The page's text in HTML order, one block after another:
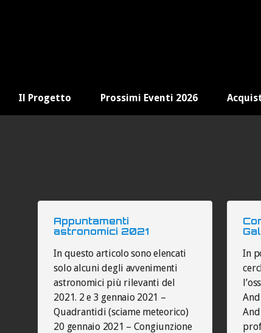
Il Progetto Prossimi Eventi 2026
Appuntamenti
astronomici 2021
In questo articolo sono elencati
solo alcuni degli avvenimenti
astronomici più rilevanti del
2021. 2 e 3 gennaio 2021 –
Quadrantidi (sciame meteorico)
20 gennaio 2021 – Congiunzione
In